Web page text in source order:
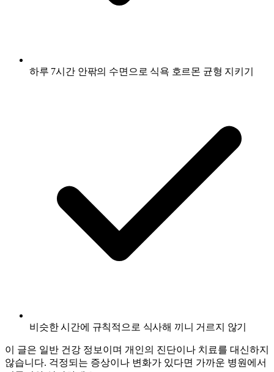
하루 7시간 안팎의 수면으로 식욕 호르몬 균형 지키기
비슷한 시간에 규칙적으로 식사해 끼니 거르지 않기
이 글은 일반 건강 정보이며 개인의 진단이나 치료를 대신하지
않습니다. 걱정되는 증상이나 변화가 있다면 가까운 병원에서